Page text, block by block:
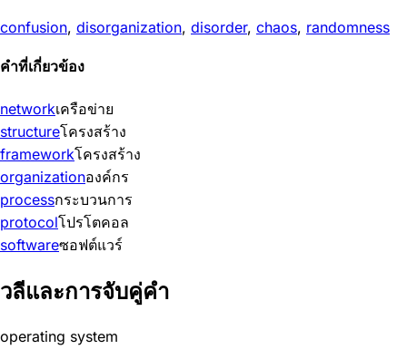
confusion, disorganization, disorder, chaos, randomness
คำที่เกี่ยวข้อง
networkเครือข่าย
structureโครงสร้าง
frameworkโครงสร้าง
organizationองค์กร
processกระบวนการ
protocolโปรโตคอล
softwareซอฟต์แวร์
วลีและการจับคู่คำ
operating system